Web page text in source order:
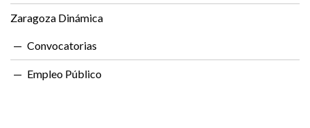
Zaragoza Dinámica
Convocatorias
Empleo Público